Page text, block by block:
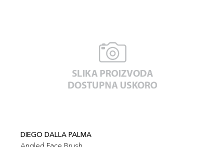
DIEGO DALLA PALMA